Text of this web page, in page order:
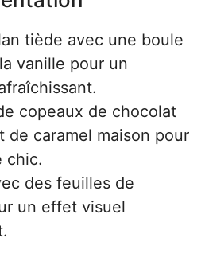
tiède avec une boule
vanille pour un
copeaux de chocolat
de caramel maison pour
chic.
des feuilles de
un effet visuel